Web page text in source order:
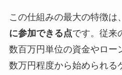
この仕組みの最大の特徴は、
に参加できる点です。従来
数百万円単位の資金やロー
数万円程度から始められる